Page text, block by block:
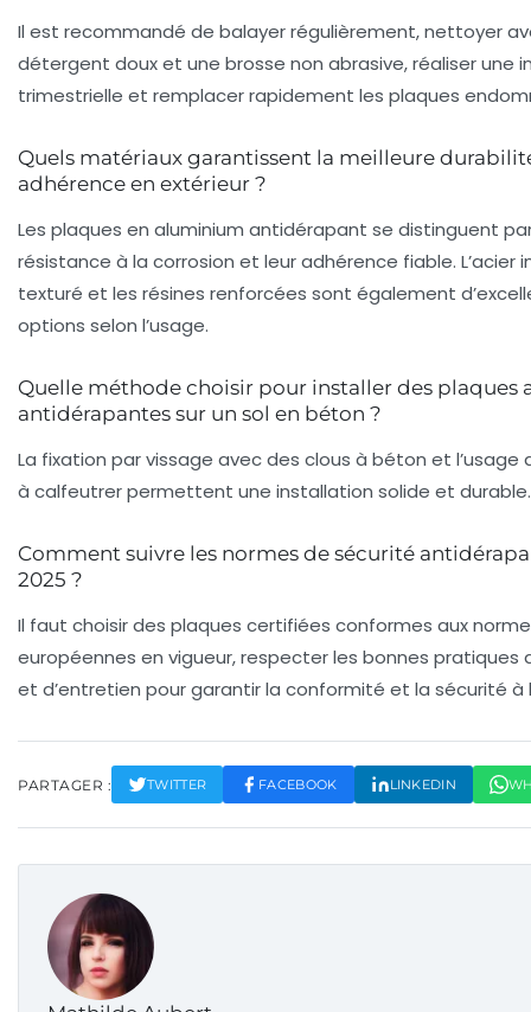
Il est recommandé de balayer régulièrement, nettoyer
détergent doux et une brosse non abrasive, réaliser une
trimestrielle et remplacer rapidement les plaques
Quels matériaux garantissent la meilleure
adhérence en extérieur ?
Les plaques en aluminium antidérapant se distinguent
résistance à la corrosion et leur adhérence fiable. L’acier
texturé et les résines renforcées sont également
options selon l’usage.
Quelle méthode choisir pour installer des plaques
antidérapantes sur un sol en béton ?
La fixation par vissage avec des clous à béton et l’usage
à calfeutrer permettent une installation solide et durable.
Comment suivre les normes de sécurité
2025 ?
Il faut choisir des plaques certifiées conformes aux
européennes en vigueur, respecter les bonnes pratiques
et d’entretien pour garantir la conformité et la sécurité à
PARTAGER : TWITTER FACEBOOK LINKEDIN